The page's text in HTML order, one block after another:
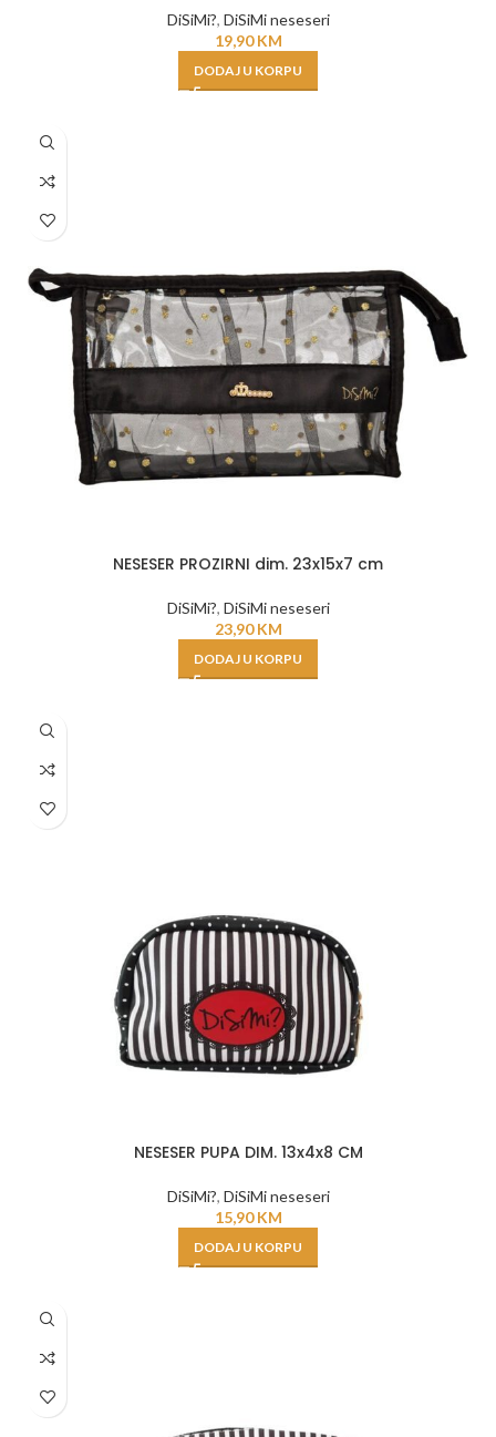
DiSiMi?, DiSiMi neseseri
19,90KM
DODAJ U KORPU
NESESER PROZIRNI dim. 23x15x7 cm
DiSiMi?, DiSiMi neseseri
23,90KM
DODAJ U KORPU
NESESER PUPA DIM. 13x4x8 CM
DiSiMi?, DiSiMi neseseri
15,90KM
DODAJ U KORPU